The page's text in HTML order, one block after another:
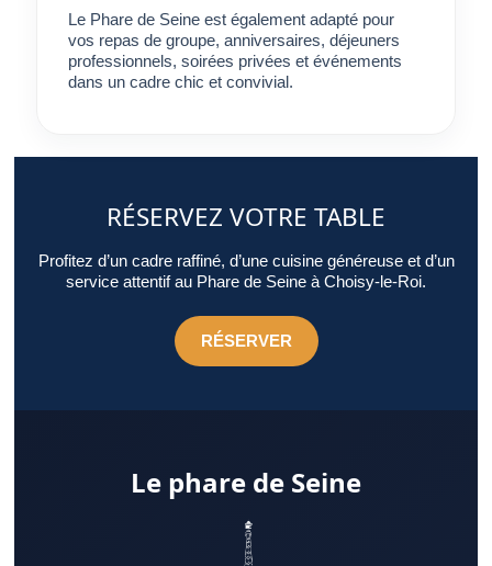
Le Phare de Seine est également adapté pour
vos repas de groupe, anniversaires, déjeuners
professionnels, soirées privées et événements
dans un cadre chic et convivial.
RÉSERVEZ VOTRE TABLE
Profitez d’un cadre raffiné, d’une cuisine généreuse et d’un
service attentif au Phare de Seine à Choisy-le-Roi.
RÉSERVER
Le phare de Seine